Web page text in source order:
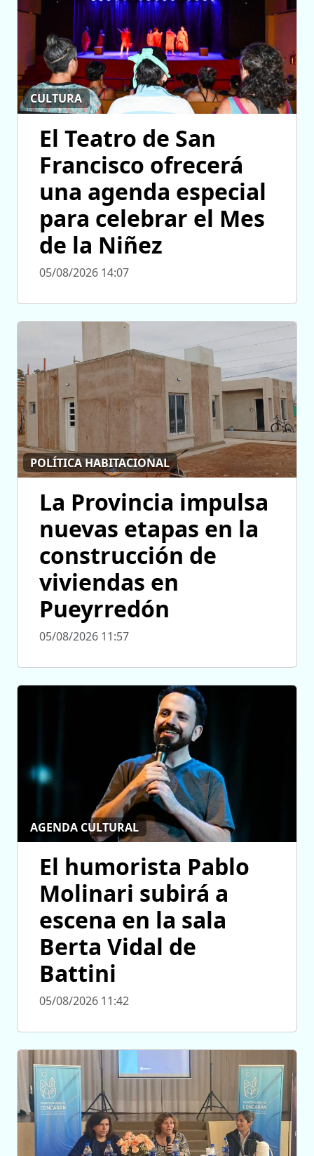
CULTURA
El Teatro de San
Francisco ofrecerá
una agenda especial
para celebrar el Mes
de la Niñez
05/08/2026 14:07
POLÍTICA HABITACIONAL
La Provincia impulsa
nuevas etapas en la
construcción de
viviendas en
Pueyrredón
05/08/2026 11:57
AGENDA CULTURAL
El humorista Pablo
Molinari subirá a
escena en la sala
Berta Vidal de
Battini
05/08/2026 11:42